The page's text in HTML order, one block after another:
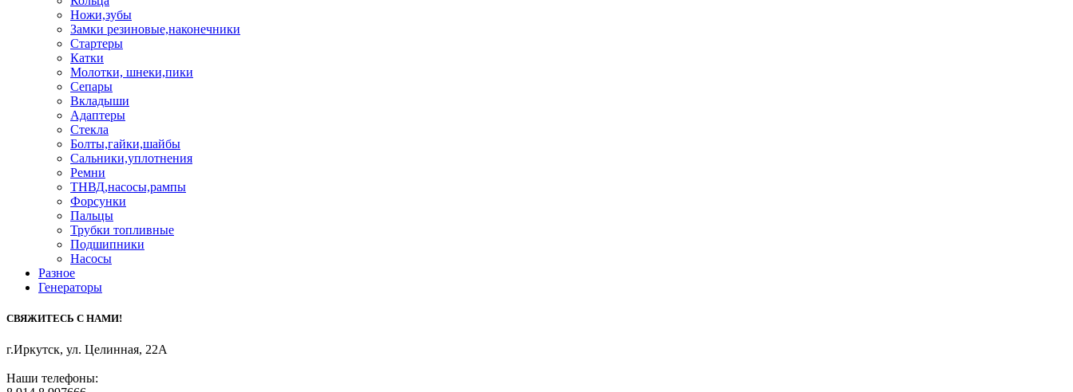
Ножи,зубы
Замки резиновые,наконечники
Стартеры
Катки
Молотки, шнеки,пики
Сепары
Вкладыши
Адаптеры
Стекла
Болты,гайки,шайбы
Сальники,уплотнения
Ремни
ТНВД,насосы,рампы
Форсунки
Пальцы
Трубки топливные
Подшипники
Насосы
Разное
Генераторы
СВЯЖИТЕСЬ С НАМИ!
г.Иркутск, ул. Целинная, 22А
Наши телефоны: